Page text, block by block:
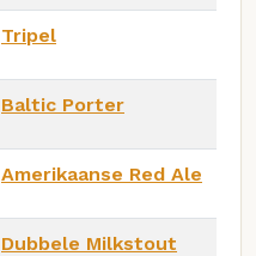
Tripel
Baltic Porter
Amerikaanse Red Ale
Dubbele Milkstout